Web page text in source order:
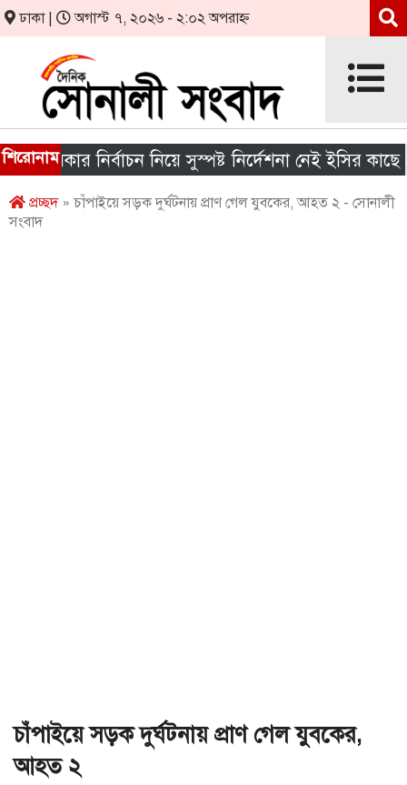
ঢাকা | অগাস্ট ৭, ২০২৬ - ২:০২ অপরাহ্ন
শিরোনামনির্বাচন নিয়ে সুস্পষ্ট নির্দেশনা নেই ইসির কাছে
প্রচ্ছদ» চাঁপাইয়ে সড়ক দুর্ঘটনায় প্রাণ গেল যুবকের, আহত ২ - সোনালী
সংবাদ
চাঁপাইয়ে সড়ক দুর্ঘটনায় প্রাণ গেল যুবকের,
আহত ২